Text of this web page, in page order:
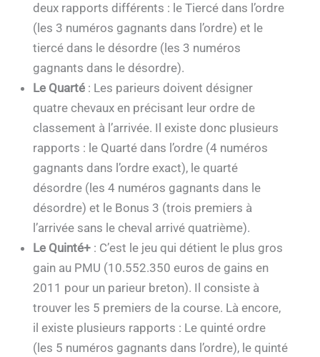
deux rapports différents : le Tiercé dans l’ordre
(les 3 numéros gagnants dans l’ordre) et le
tiercé dans le désordre (les 3 numéros
gagnants dans le désordre).
Le Quarté: Les parieurs doivent désigner
quatre chevaux en précisant leur ordre de
classement à l’arrivée. Il existe donc plusieurs
rapports : le Quarté dans l’ordre (4 numéros
gagnants dans l’ordre exact), le quarté
désordre (les 4 numéros gagnants dans le
désordre) et le Bonus 3 (trois premiers à
l’arrivée sans le cheval arrivé quatrième).
Le Quinté+: C’est le jeu qui détient le plus gros
gain au PMU (10.552.350 euros de gains en
2011 pour un parieur breton). Il consiste à
trouver les 5 premiers de la course. Là encore,
il existe plusieurs rapports : Le quinté ordre
(les 5 numéros gagnants dans l’ordre), le quinté